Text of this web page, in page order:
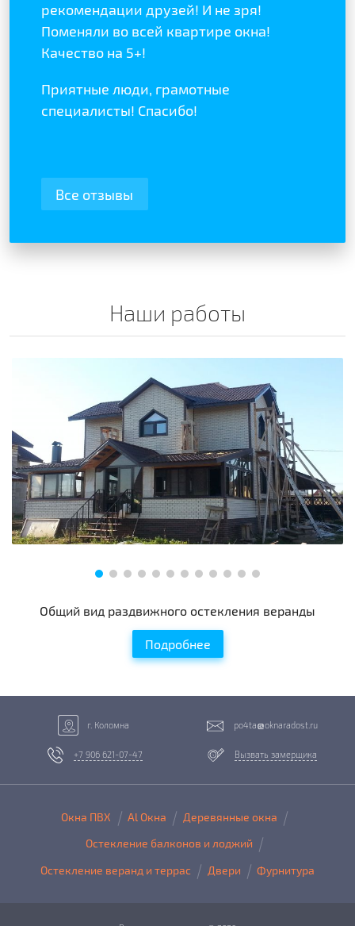
рекомендации друзей! И не зря!
Поменяли во всей квартире окна!
Качество на 5+!
Приятные люди, грамотные
специалисты! Спасибо!
Все отзывы
Наши работы
Общий вид раздвижного остекления веранды
Подробнее
г. Коломна po4ta oknaradost.ru
+7 906 621-07-47 Вызвать замерщика
Окна ПВХ Al Окна
Деревянные окна
Остекление балконов и лоджий
Остекление веранд и террас
Двери Фурнитура